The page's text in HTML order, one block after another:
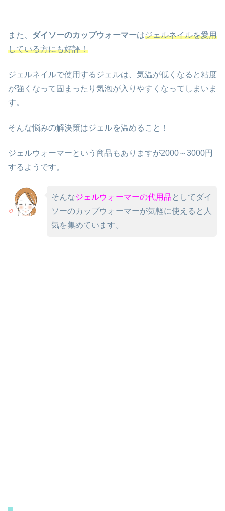
また、 ダイソーのカップウォーマーはジェルネイルを愛用
している方にも好評！
ジェルネイルで使用するジェルは、気温が低くなると粘度
が強くなって固まったり気泡が入りやすくなってしまいま
す。
そんな悩みの解決策はジェルを温めること！
ジェルウォーマーという商品もありますが2000～3000円
するようです。
そんなジェルウォーマーの代用品 としてダイ
ソーのカップウォーマーが気軽に使えると人
気を集めています。